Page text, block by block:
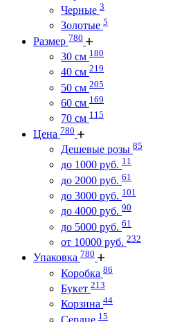
Черные 3
Золотые 5
Размер 780
30 см 180
40 см 219
50 см 205
60 см 169
70 см 115
Цена 780
Дешевые розы 85
до 1000 руб. 11
до 2000 руб. 61
до 3000 руб. 101
до 4000 руб. 90
до 5000 руб. 61
от 10000 руб. 232
Упаковка 780
Коробка 86
Букет 213
Корзина 44
Сердце 15